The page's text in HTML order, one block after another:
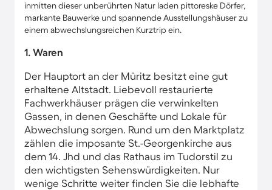
inmitten dieser unberührten Natur laden pittoreske Dörfer,
markante Bauwerke und spannende Ausstellungshäuser zu
einem abwechslungsreichen Kurztrip ein.
1. Waren
Der Hauptort an der Müritz besitzt eine gut
erhaltene Altstadt. Liebevoll restaurierte
Fachwerkhäuser prägen die verwinkelten
Gassen, in denen Geschäfte und Lokale für
Abwechslung sorgen. Rund um den Marktplatz
zählen die imposante St.-Georgenkirche aus
dem 14. Jhd und das Rathaus im Tudorstil zu
den wichtigsten Sehenswürdigkeiten. Nur
wenige Schritte weiter finden Sie die lebhafte